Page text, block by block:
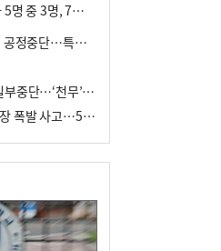
한화에어로 폭발사고 희생자 5명 중 3명, 7일 영면
한화에어로스페이스, 4·5일 공정중단…특별 안전점검
한화에어로 대전공장 생산 일부중단…‘천무’ 수출 비상
한화에어로스페이스 대전공장 폭발 사고…5명 사망·2명 부상(종합)